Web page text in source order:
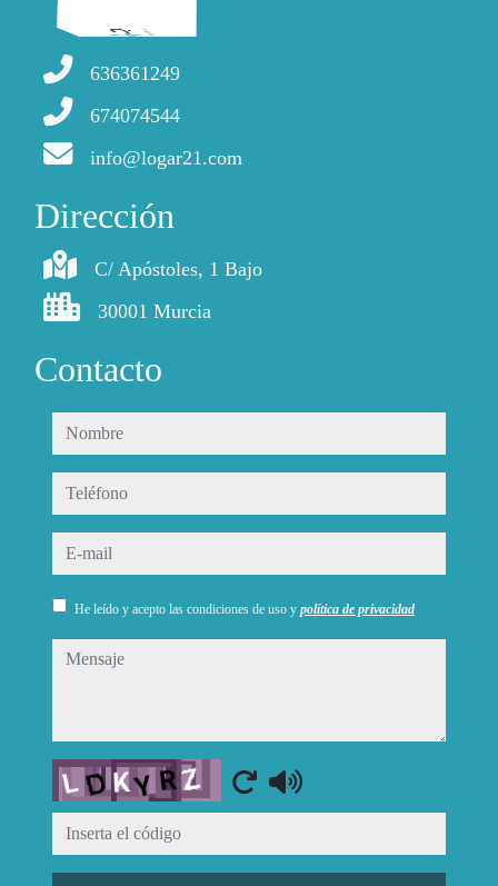
636361249
674074544
info@logar21.com
Dirección
C/ Apóstoles, 1 Bajo
30001 Murcia
Contacto
nombre
teléfono
e-mail
He leído y acepto las condiciones de uso y política de privacidad
mensaje
Captcha